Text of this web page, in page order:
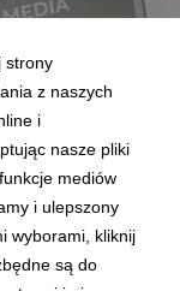
na
strony
z naszych
i
nasze pliki
mediów
i ulepszony
wyborami, kliknij
są do